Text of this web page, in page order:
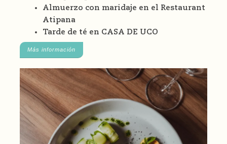
Almuerzo con maridaje en el Restaurant
Atipana
Tarde de té en CASA DE UCO
Más información